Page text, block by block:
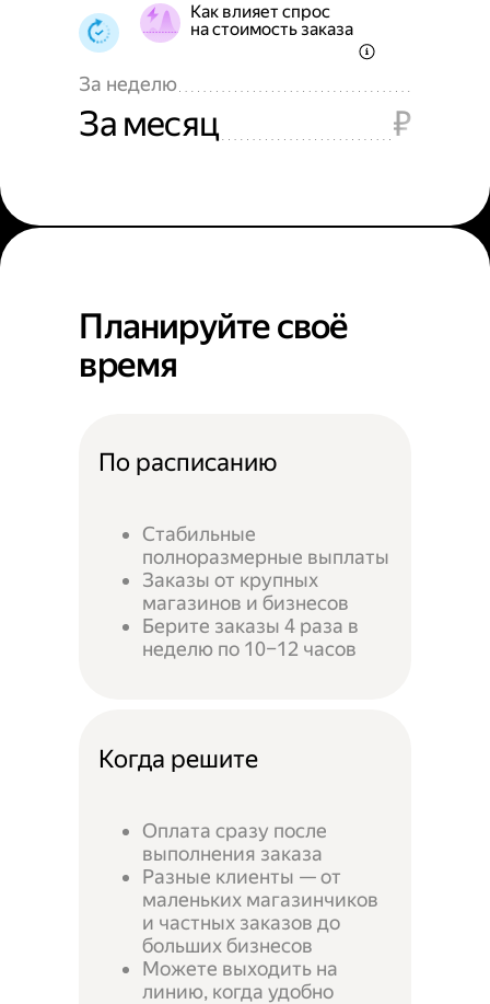
Как влияет спрос
на стоимость заказа
За неделю
За месяц ₽
Планируйте своё
время
По расписанию
Стабильные
полноразмерные выплаты
Заказы от крупных
магазинов и бизнесов
Берите заказы 4 раза в
неделю по 10–12 часов
Когда решите
Оплата сразу после
выполнения заказа
Разные клиенты — от
маленьких магазинчиков
и частных заказов до
больших бизнесов
Можете выходить на
линию, когда удобно